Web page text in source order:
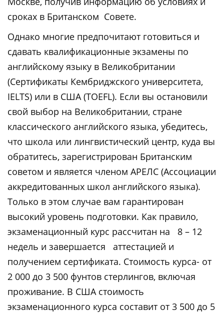
сроках в Британском Совете.
Однако многие предпочитают готовиться и
сдавать квалификационные экзамены по
английскому языку в Великобритании
(Сертификаты Кембриджского университета,
IELTS) или в США (TOEFL). Если вы остановили
свой выбор на Великобритании, стране
классического английского языка, убедитесь,
что школа или лингвистический центр, куда вы
обратитесь, зарегистрирован Британским
советом и является членом АРЕЛС (Ассоциации
аккредитованных школ английского языка).
Только в этом случае вам гарантирован
высокий уровень подготовки. Как правило,
экзаменационный курс рассчитан на 8 – 12
недель и завершается аттестацией и
получением сертификата. Стоимость курса- от
2 000 до 3 500 фунтов стерлингов, включая
проживание. В США стоимость
экзаменационного курса составит от 3 500 до 5